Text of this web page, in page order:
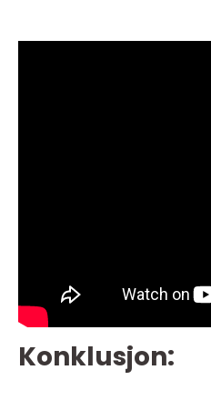
Konklusjon: